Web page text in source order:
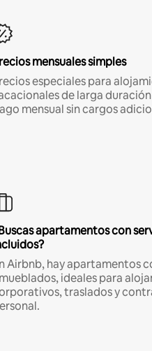
mensuales simples
especiales para
de larga
mensual sin cargos
apartamentos con
Airbnb, hay apartamentos
ideales para
traslados y